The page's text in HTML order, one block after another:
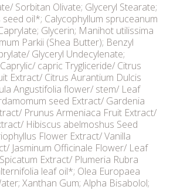
Sorbitan Olivate; Glyceryl Stearate;
oil*; Calycophyllum spruceanum
Glycerin; Manihot utilissima
Parkii (Shea Butter); Benzyl
Glyceryl Undecylenate;
capric Trygliceride/ Citrus
Extract/ Citrus Aurantium Dulcis
Angustifolia flower/ stem/ Leaf
seed Extract/ Gardenia
Prunus Armeniaca Fruit Extract/
Hibiscus abelmoshus Seed
Flower Extract/ Vanilla
Jasminum Officinale Flower/ Leaf
Extract/ Plumeria Rubra
leaf oil*; Olea Europaea
Xanthan Gum; Alpha Bisabolol;